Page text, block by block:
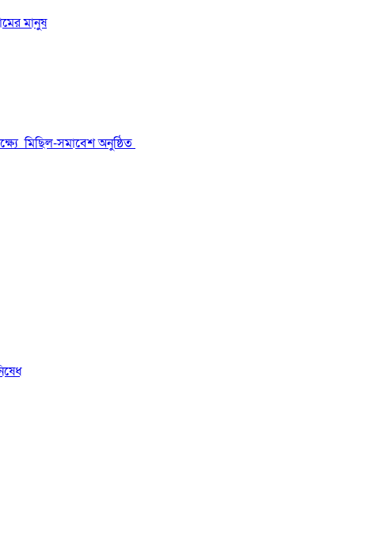
মানুষ
মিছিল-সমাবেশ অনুষ্ঠিত